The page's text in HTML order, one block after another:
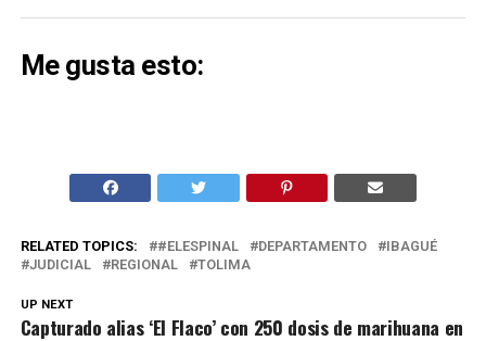
Me gusta esto:
RELATED TOPICS: #ELESPINAL DEPARTAMENTO
IBAGUÉ
JUDICIAL
REGIONAL TOLIMA
UP NEXT
Capturado alias ‘El Flaco’ con 250 dosis de marihuana en